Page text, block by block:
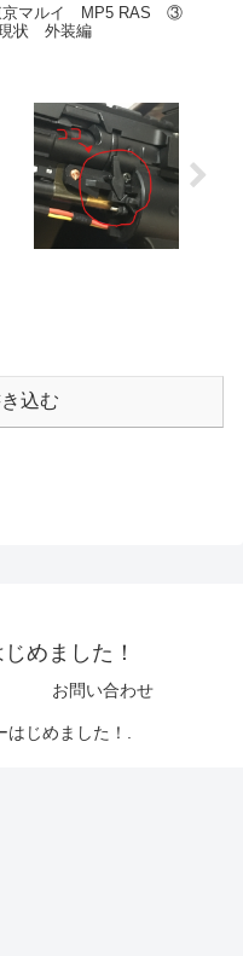
状 外装編
込む
めました！
お問い合わせ
はじめました！.